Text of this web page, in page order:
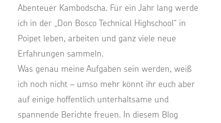
Abenteuer Kambodscha. Für ein Jahr lang werde
ich in der „Don Bosco Technical Highschool“ in
Poipet leben, arbeiten und ganz viele neue
Erfahrungen sammeln.
Was genau meine Aufgaben sein werden, weiß
ich noch nicht – umso mehr könnt ihr euch aber
auf einige hoffentlich unterhaltsame und
spannende Berichte freuen. In diesem Blog